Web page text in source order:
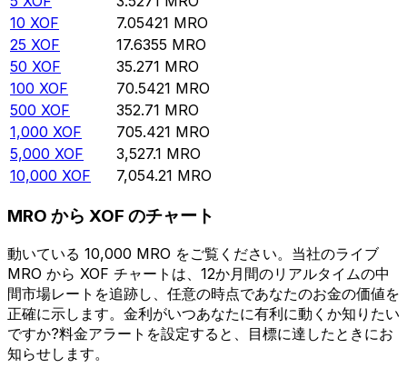
10 XOF 7.05421 MRO
25 XOF 17.6355 MRO
50 XOF 35.271 MRO
100 XOF 70.5421 MRO
500 XOF 352.71 MRO
1,000 XOF 705.421 MRO
5,000 XOF 3,527.1 MRO
10,000 XOF 7,054.21 MRO
MRO から XOF のチャート
動いている 10,000 MRO をご覧ください。当社のライブ
MRO から XOF チャートは、12か月間のリアルタイムの中
間市場レートを追跡し、任意の時点であなたのお金の価値を
正確に示します。金利がいつあなたに有利に動くか知りたい
ですか?料金アラートを設定すると、目標に達したときにお
知らせします。